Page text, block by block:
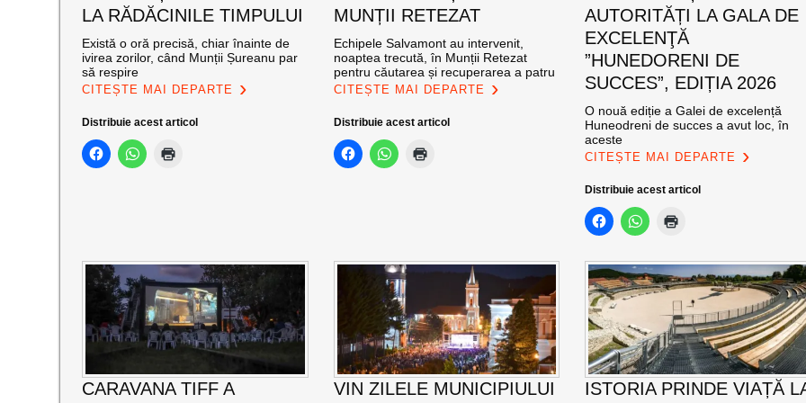
LA RĂDĂCINILE TIMPULUI
Există o oră precisă, chiar înainte de
ivirea zorilor, când Munții Șureanu par
să respire
CITEȘTE MAI DEPARTE
Distribuie acest articol
MUNȚII RETEZAT
Echipele Salvamont au intervenit,
noaptea trecută, în Munții Retezat
pentru căutarea și recuperarea a patru
CITEȘTE MAI DEPARTE
Distribuie acest articol
AUTORITĂȚI LA GALA DE
EXCELENŢĂ
”HUNEDORENI DE
SUCCES”, EDIȚIA 2026
O nouă ediție a Galei de excelență
Huneodreni de succes a avut loc, în
aceste
CITEȘTE MAI DEPARTE
Distribuie acest articol
CARAVANA TIFF A
VIN ZILELE MUNICIPIULUI
ISTORIA PRINDE VIAȚĂ